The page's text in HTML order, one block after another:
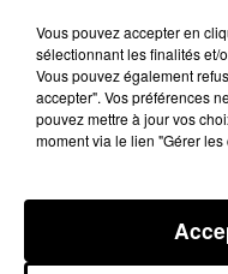
ne partent délibérer:
par rapport au fait que
mes pensées aux
terroriste."
Dans le quartier des
Vous pouvez accepter en
sélectionnant les finalités et/
Vous pouvez également
accepter". Vos préférences
pouvez mettre à jour vos
moment via le lien "Gérer